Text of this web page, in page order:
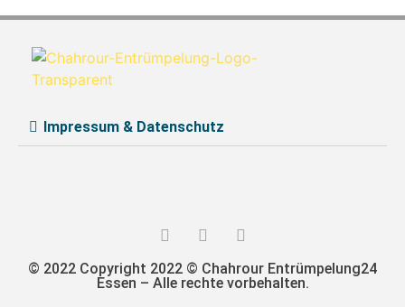
Impressum & Datenschutz
© 2022 Copyright 2022 © Chahrour Entrümpelung24
Essen – Alle rechte vorbehalten.